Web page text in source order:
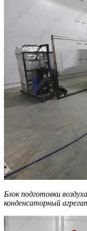
Блок подготовки
конденсаторный